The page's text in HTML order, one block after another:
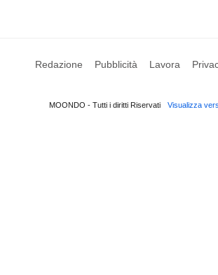
Redazione Pubblicità Lavora
MOONDO - Tutti i diritti Riservati Visualizza